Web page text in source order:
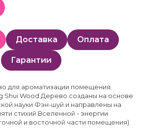
Доставка Оплата
Гарантии
для ароматизации помещения.
Shui Wood Дерево созданы на основе
науки Фэн-шуй и направлены на
стихий Вселенной - энергии
и восточной части помещения).